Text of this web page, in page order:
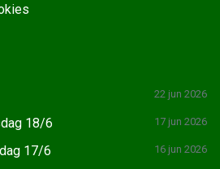
22 jun 2026
18/6 17 jun 2026
17/6 16 jun 2026